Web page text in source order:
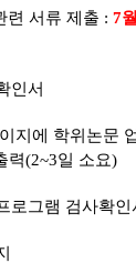
련 서류 제출 : 7
인서
지에 학위논문
력(2~3일 소요)
로그램 검사확인